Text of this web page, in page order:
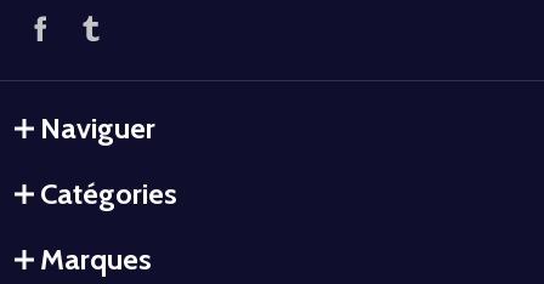
Naviguer
Catégories
Marques